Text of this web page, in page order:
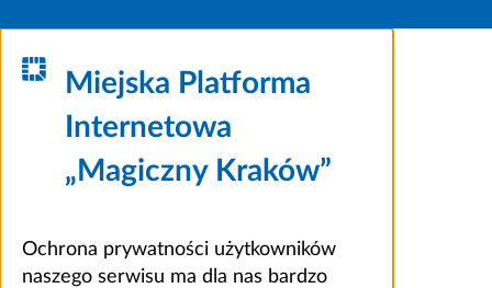
Miejska Platforma
Internetowa
„Magiczny Kraków”
Ochrona prywatności użytkowników
naszego serwisu ma dla nas bardzo